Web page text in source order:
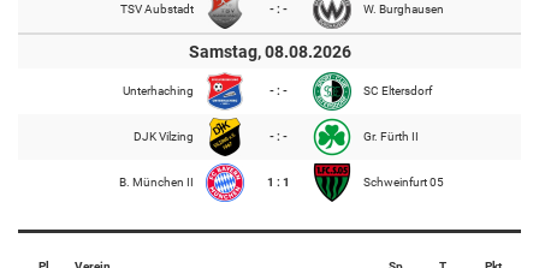
TSV Aubstadt - : - W. Burghausen
Samstag, 08.08.2026
Unterhaching - : - SC Eltersdorf
DJK Vilzing - : - Gr. Fürth II
B. München II 1 : 1 Schweinfurt 05